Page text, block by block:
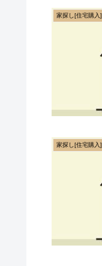
家探し[住宅購入]
家探し[住宅購入]